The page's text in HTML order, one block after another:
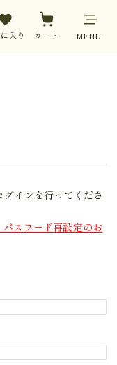
入り カート MENU
インを行ってくださ
パスワード再設定のお